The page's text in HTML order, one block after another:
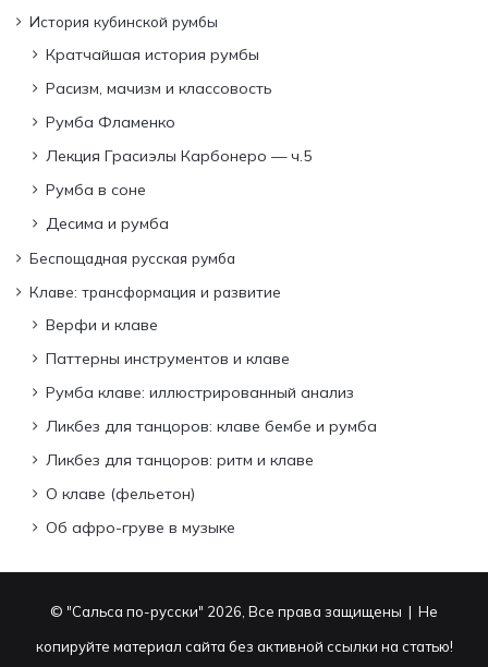
История кубинской румбы
Кратчайшая история румбы
Расизм, мачизм и классовость
Румба Фламенко
Лекция Грасиэлы Карбонеро — ч.5
Румба в соне
Десима и румба
Беспощадная русская румба
Клаве: трансформация и развитие
Верфи и клаве
Паттерны инструментов и клаве
Румба клаве: иллюстрированный анализ
Ликбез для танцоров: клаве бембе и румба
Ликбез для танцоров: ритм и клаве
О клаве (фельетон)
Об афро-груве в музыке
© "Сальса по-русски" 2026, Все права защищены | Не
копируйте материал сайта без активной ссылки на статью!